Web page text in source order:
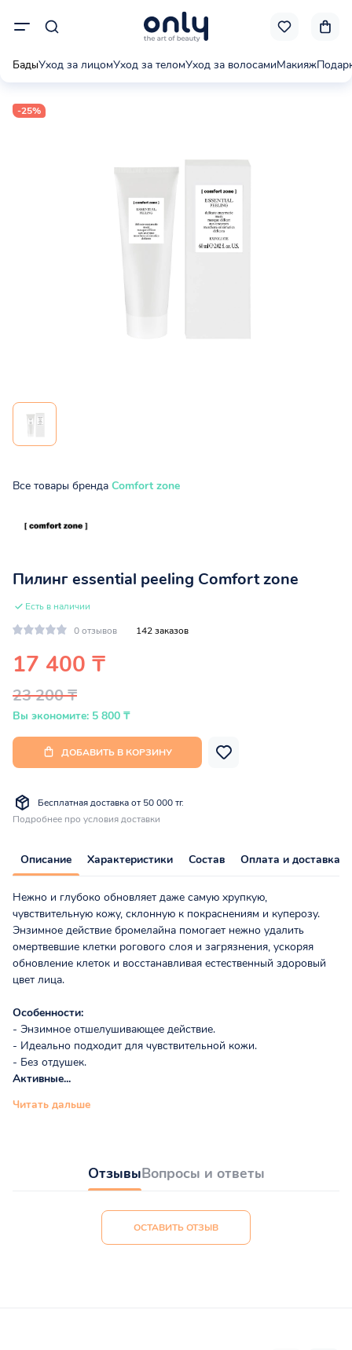
БадыУход за лицомУход за теломУход за волосамиМакияж
-25%
Все товары бренда Comfort zone
Пилинг essential peeling Comfort zone
Есть в наличии
0 отзывов
142 заказов
17 400 ₸
23 200 ₸
Вы экономите: 5 800 ₸
ДОБАВИТЬ В КОРЗИНУ
Бесплатная доставка от 50 000 тг.
Подробнее про условия доставки
Описание Характеристики Состав Оплата и доставка
Нежно и глубоко обновляет даже самую хрупкую,
чувствительную кожу, склонную к покраснениям и куперозу.
Энзимное действие бромелайна помогает нежно удалить
омертвевшие клетки рогового слоя и загрязнения, ускоряя
обновление клеток и восстанавливая естественный здоровый
цвет лица.
Особенности:
- Энзимное отшелушивающее действие.
- Идеально подходит для чувствительной кожи.
- Без отдушек.
Активные...
Читать дальше
ОтзывыВопросы и ответы
ОСТАВИТЬ ОТЗЫВ